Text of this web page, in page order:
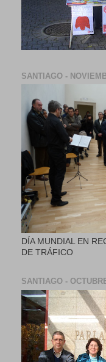
SANTIAGO -
DÍA MUNDIAL EN
DE TRÁFICO
SANTIAGO -